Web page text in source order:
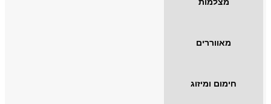
מאווררים
חימום ומיזוג